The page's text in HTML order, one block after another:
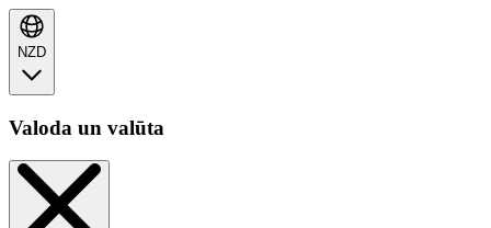
NZD
Valoda un valūta